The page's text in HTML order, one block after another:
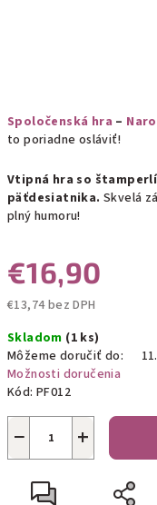
Spoločenská hra –
to poriadne osláviť!
Vtipná hra so
päťdesiatnika. Skvelá
plný humoru!
€16,90
€13,74 bez DPH
cena:
Skladom (1 ks)
Môžeme doručiť do:
Možnosti doručenia
Kód: PF012
+
−